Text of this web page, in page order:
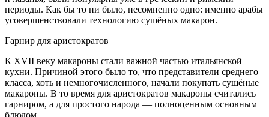
периоды. Как бы то ни было, несомненно одно: именно арабы
усовершенствовали технологию сушёных макарон.
Гарнир для аристократов
К XVII веку макароны стали важной частью итальянской
кухни. Причиной этого было то, что представители среднего
класса, хоть и немногочисленного, начали покупать сушёные
макароны. В то время для аристократов макароны считались
гарниром, а для простого народа — полноценным основным
блюдом.